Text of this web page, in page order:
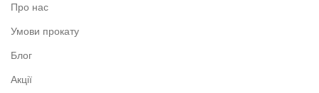
Про нас
Умови прокату
Блог
Акції